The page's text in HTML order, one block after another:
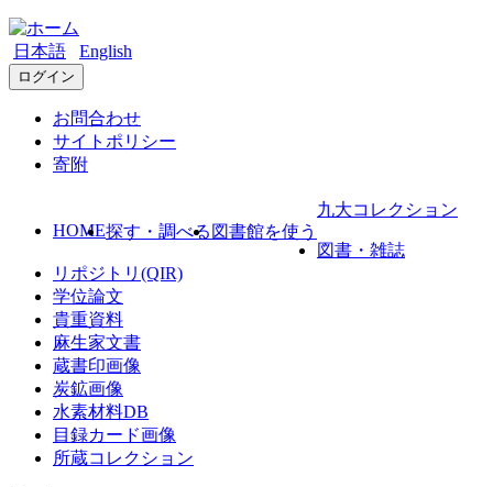
日本語 English
ログイン
お問合わせ
サイトポリシー
寄附
HOME探す・調べる 図書館を使う
九大コレクション
図書・雑誌
リポジトリ(QIR)
学位論文
貴重資料
麻生家文書
蔵書印画像
炭鉱画像
水素材料DB
目録カード画像
所蔵コレクション